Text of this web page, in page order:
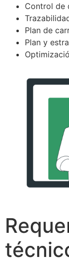
Control de
Plan de
Plan y